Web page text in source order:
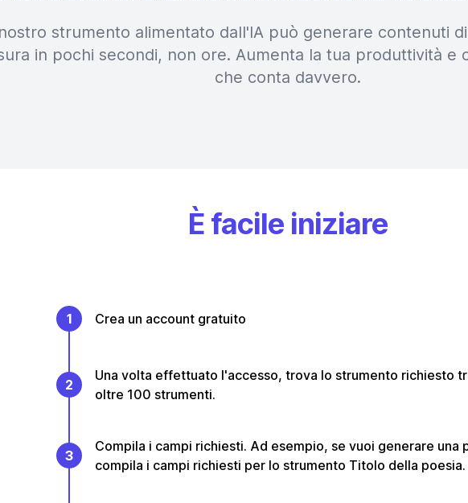
strumento alimentato dall'IA può generare contenuti
in pochi secondi, non ore. Aumenta la tua produttività e
che conta davvero.
È facile iniziare
1 Crea un account gratuito
2
Una volta effettuato l'accesso, trova lo strumento richiesto
oltre 100 strumenti.
3
Compila i campi richiesti. Ad esempio, se vuoi generare una
compila i campi richiesti per lo strumento Titolo della poesia.